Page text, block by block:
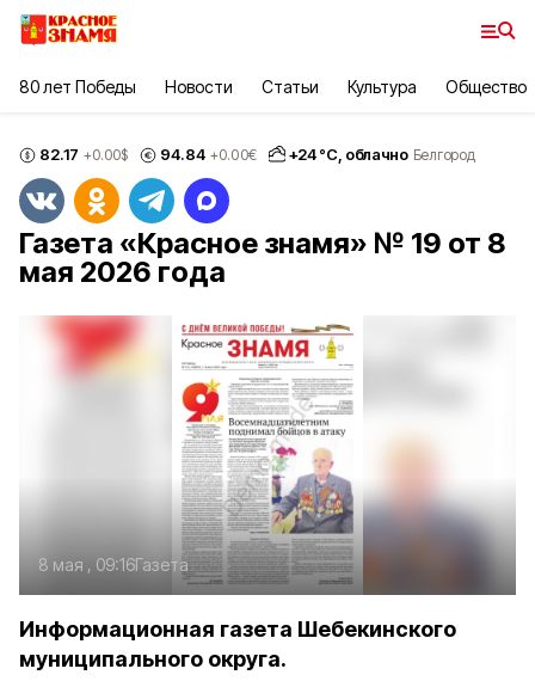
80 лет Победы Новости Статьи Культура Общество
82.17 +0.00$ 94.84 +0.00€ +24°С, облачно Белгород
Газета «Красное знамя» № 19 от 8
мая 2026 года
8 мая , 09:16Газета
Информационная газета Шебекинского
муниципального округа.